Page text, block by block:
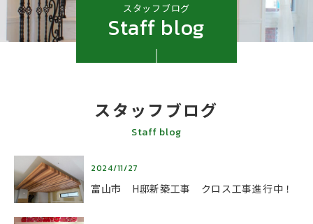
スタッフブログ
Staff blog
スタッフブログ
Staff blog
2024/11/27
富山市 H邸新築工事 クロス工事進行中！